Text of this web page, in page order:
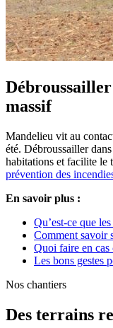
massif
Mandelieu vit au
été. Débroussailler
habitations et facilite le
prévention des
En savoir plus :
Qu’est-ce que
Comment savoir
Quoi faire en cas
Les bons gestes
Nos chantiers
Des terrains